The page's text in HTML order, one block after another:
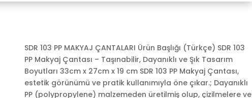
SDR 103 PP MAKYAJ ÇANTALARI Ürün Başlığı (Türkçe) SDR 103
PP Makyaj Çantası – Taşınabilir, Dayanıklı ve Şık Tasarım
Boyutları 33cm x 27cm x 19 cm SDR 103 PP Makyaj Çantası,
estetik görünümü ve pratik kullanımıyla öne çıkar.; Dayanıklı
PP (polypropylene) malzemeden üretilmiş olup, çizilmelere ve